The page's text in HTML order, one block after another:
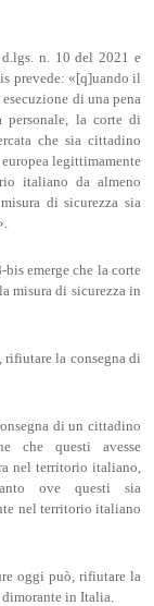
n. 10 del 2021 e
prevede: «[q]uando il
di una pena
la corte di
che sia cittadino
legittimamente
italiano da almeno
di sicurezza sia
emerge che la corte
misura di sicurezza in
la consegna di
di un cittadino
che questi avesse
nel territorio italiano,
ove questi sia
nel territorio italiano
oggi può, rifiutare la
in Italia.